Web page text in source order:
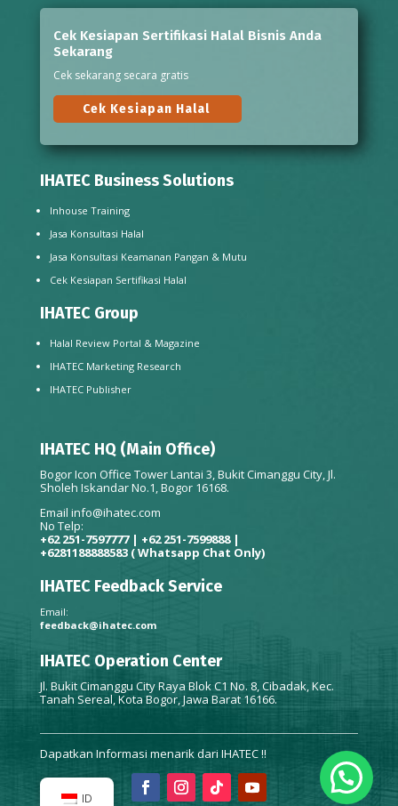
Cek Kesiapan Sertifikasi Halal Bisnis Anda
Sekarang
Cek sekarang secara gratis
Cek Kesiapan Halal
IHATEC Business Solutions
Inhouse Training
Jasa Konsultasi Halal
Jasa Konsultasi Keamanan Pangan & Mutu
Cek Kesiapan Sertifikasi Halal
IHATEC Group
Halal Review Portal & Magazine
IHATEC Marketing Research
IHATEC Publisher
IHATEC HQ (Main Office)
Bogor Icon Office Tower Lantai 3, Bukit Cimanggu City, Jl.
Sholeh Iskandar No.1, Bogor 16168.
Email info@ihatec.com
No Telp:
+62 251-7597777 | +62 251-7599888 |
+6281188888583 ( Whatsapp Chat Only)
IHATEC Feedback Service
Email:
feedback@ihatec.com
IHATEC Operation Center
Jl. Bukit Cimanggu City Raya Blok C1 No. 8, Cibadak, Kec.
Tanah Sereal, Kota Bogor, Jawa Barat 16166.
Dapatkan Informasi menarik dari IHATEC !!
ID